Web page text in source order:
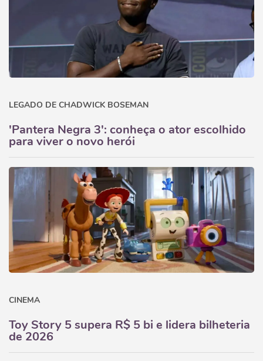
LEGADO DE CHADWICK BOSEMAN
'Pantera Negra 3': conheça o ator escolhido
para viver o novo herói
CINEMA
Toy Story 5 supera R$ 5 bi e lidera bilheteria
de 2026